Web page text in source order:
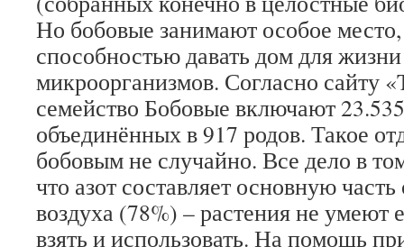
Но бобовые занимают особое
способностью давать дом для
микроорганизмов. Согласно сайту
семейство Бобовые включают
объединённых в 917 родов. Такое
бобовым не случайно. Все дело в
что азот составляет основную
воздуха (78%) – растения не умеют
взять и использовать. На помощь